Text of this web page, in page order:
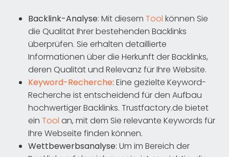
Backlink-Analyse: Mit diesem Tool können Sie
die Qualität Ihrer bestehenden Backlinks
überprüfen. Sie erhalten detaillierte
Informationen über die Herkunft der Backlinks,
deren Qualität und Relevanz für Ihre Website.
Keyword-Recherche: Eine gezielte Keyword-
Recherche ist entscheidend für den Aufbau
hochwertiger Backlinks. Trustfactory.de bietet
ein Tool an, mit dem Sie relevante Keywords für
Ihre Webseite finden können.
Wettbewerbsanalyse: Um im Bereich der